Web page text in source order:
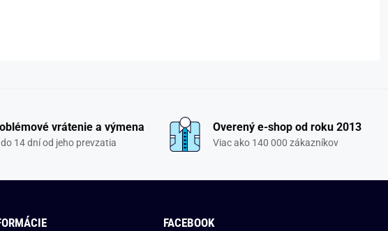
vrátenie a výmena
14 dní od jeho prevzatia
Overený e-shop od roku 2013
Viac ako 140 000 zákazníkov
FACEBOOK